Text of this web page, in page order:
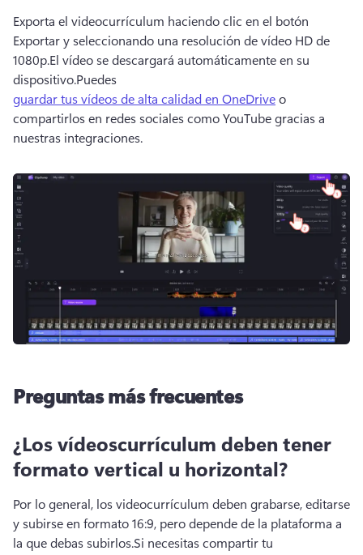
Exporta el videocurrículum haciendo clic en el botón
Exportar y seleccionando una resolución de vídeo HD de
1080p.El vídeo se descargará automáticamente en su
dispositivo.Puedes
guardar tus vídeos de alta calidad en OneDrive o
compartirlos en redes sociales como YouTube gracias a
nuestras integraciones.
Preguntas más frecuentes
¿Los vídeoscurrículum deben tener
formato vertical u horizontal?
Por lo general, los videocurrículum deben grabarse, editarse
y subirse en formato 16:9, pero depende de la plataforma a
la que debas subirlos.Si necesitas compartir tu